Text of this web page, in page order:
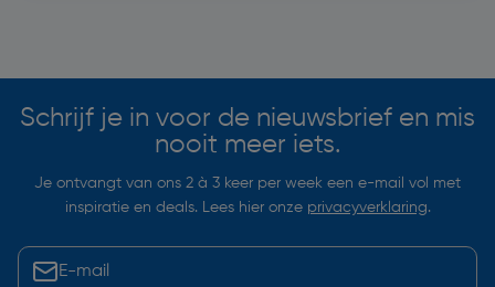
Schrijf je in voor de nieuwsbrief en mis
nooit meer iets.
Je ontvangt van ons 2 à 3 keer per week een e-mail vol met
inspiratie en deals. Lees hier onze privacyverklaring.